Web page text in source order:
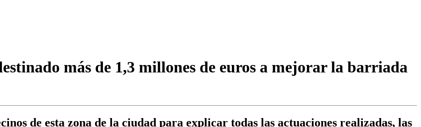
más de 1,3 millones de euros a mejorar la barriada
de esta zona de la ciudad para explicar todas las actuaciones realizadas, las